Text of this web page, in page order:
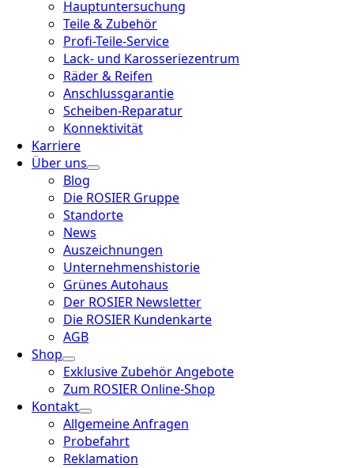
Hauptuntersuchung
Teile & Zubehör
Profi-Teile-Service
Lack- und Karosseriezentrum
Räder & Reifen
Anschlussgarantie
Scheiben-Reparatur
Konnektivität
Karriere
Über uns
Blog
Die ROSIER Gruppe
Standorte
News
Auszeichnungen
Unternehmenshistorie
Grünes Autohaus
Der ROSIER Newsletter
Die ROSIER Kundenkarte
AGB
Shop
Exklusive Zubehör Angebote
Zum ROSIER Online-Shop
Kontakt
Allgemeine Anfragen
Probefahrt
Reklamation